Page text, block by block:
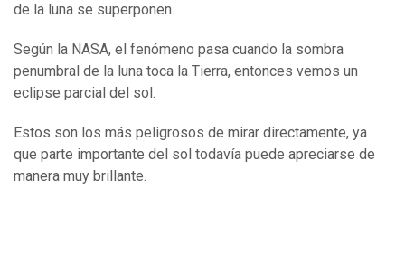
de la luna se superponen.
Según la NASA, el fenómeno pasa cuando la sombra
penumbral de la luna toca la Tierra, entonces vemos un
eclipse parcial del sol.
Estos son los más peligrosos de mirar directamente, ya
que parte importante del sol todavía puede apreciarse de
manera muy brillante.